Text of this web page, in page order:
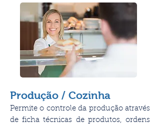
Produção / Cozinha
Permite o controle da produção através
de ficha técnicas de produtos, ordens